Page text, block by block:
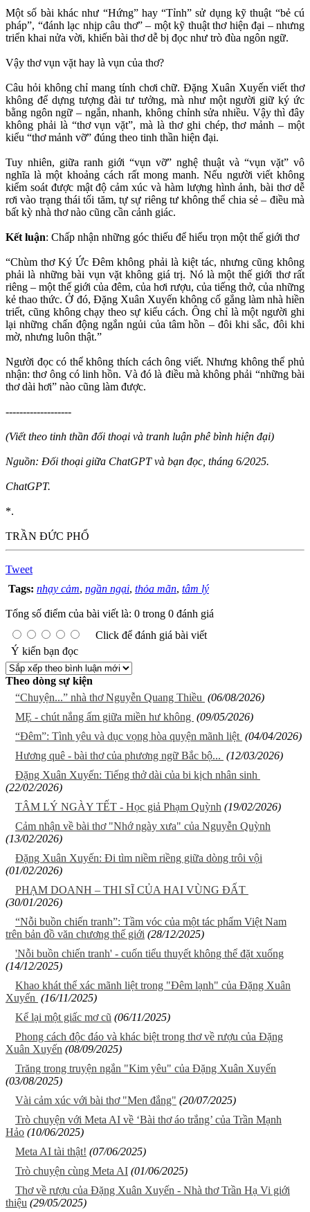
Một số bài khác như “Hứng” hay “Tỉnh” sử dụng kỹ thuật “bẻ cú
pháp”, “đánh lạc nhịp câu thơ” – một kỹ thuật thơ hiện đại – nhưng
triển khai nửa vời, khiến bài thơ dễ bị đọc như trò đùa ngôn ngữ.
Vậy thơ vụn vặt hay là vụn của thơ?
Câu hỏi không chỉ mang tính chơi chữ. Đặng Xuân Xuyến viết thơ
không để dựng tượng đài tư tưởng, mà như một người giữ ký ức
bằng ngôn ngữ – ngắn, nhanh, không chỉnh sửa nhiều. Vậy thì đây
không phải là “thơ vụn vặt”, mà là thơ ghi chép, thơ mảnh – một
kiểu “thơ mảnh vỡ” đúng theo tinh thần hiện đại.
Tuy nhiên, giữa ranh giới “vụn vỡ” nghệ thuật và “vụn vặt” vô
nghĩa là một khoảng cách rất mong manh. Nếu người viết không
kiểm soát được mật độ cảm xúc và hàm lượng hình ảnh, bài thơ dễ
rơi vào trạng thái tối tăm, tự sự riêng tư không thể chia sẻ – điều mà
bất kỳ nhà thơ nào cũng cần cảnh giác.
Kết luận: Chấp nhận những góc thiếu để hiểu trọn một thế giới thơ
“Chùm thơ Ký Ức Đêm không phải là kiệt tác, nhưng cũng không
phải là những bài vụn vặt không giá trị. Nó là một thế giới thơ rất
riêng – một thế giới của đêm, của hơi rượu, của tiếng thở, của những
kẻ thao thức. Ở đó, Đặng Xuân Xuyến không cố gắng làm nhà hiền
triết, cũng không chạy theo sự kiểu cách. Ông chỉ là một người ghi
lại những chấn động ngắn ngủi của tâm hồn – đôi khi sắc, đôi khi
mờ, nhưng luôn thật.”
Người đọc có thể không thích cách ông viết. Nhưng không thể phủ
nhận: thơ ông có linh hồn. Và đó là điều mà không phải “những bài
thơ dài hơi” nào cũng làm được.
-------------------
(Viết theo tinh thần đối thoại và tranh luận phê bình hiện đại)
Nguồn: Đối thoại giữa ChatGPT và bạn đọc, tháng 6/2025.
ChatGPT.
*.
TRẦN ĐỨC PHỔ
Tweet
Tags: nhạy cảm, ngần ngại, thỏa mãn, tâm lý
Tổng số điểm của bài viết là: 0 trong 0 đánh giá
Click để đánh giá bài viết
Ý kiến bạn đọc
Theo dòng sự kiện
“Chuyện...” nhà thơ Nguyễn Quang Thiều (06/08/2026)
MẸ - chút nắng ấm giữa miền hư không (09/05/2026)
“Đêm”: Tình yêu và dục vọng hòa quyện mãnh liệt (04/04/2026)
Hương quê - bài thơ của phương ngữ Bắc bộ... (12/03/2026)
Đặng Xuân Xuyến: Tiếng thở dài của bi kịch nhân sinh
(22/02/2026)
TÂM LÝ NGÀY TẾT - Học giả Phạm Quỳnh (19/02/2026)
Cảm nhận về bài thơ "Nhớ ngày xưa" của Nguyễn Quỳnh
(13/02/2026)
Đặng Xuân Xuyến: Đi tìm niềm riềng giữa dòng trôi vội
(01/02/2026)
PHẠM DOANH – THI SĨ CỦA HAI VÙNG ĐẤT
(30/01/2026)
“Nỗi buồn chiến tranh”: Tầm vóc của một tác phẩm Việt Nam
trên bản đồ văn chương thế giới (28/12/2025)
'Nỗi buồn chiến tranh' - cuốn tiểu thuyết không thể đặt xuống
(14/12/2025)
Khao khát thể xác mãnh liệt trong "Đêm lạnh" của Đặng Xuân
Xuyến (16/11/2025)
Kể lại một giấc mơ cũ (06/11/2025)
Phong cách độc đáo và khác biệt trong thơ về rượu của Đặng
Xuân Xuyến (08/09/2025)
Trăng trong truyện ngắn "Kim yêu" của Đặng Xuân Xuyến
(03/08/2025)
Vài cảm xúc với bài thơ "Men đắng" (20/07/2025)
Trò chuyện với Meta AI về ‘Bài thơ áo trắng’ của Trần Mạnh
Hảo (10/06/2025)
Meta AI tài thật! (07/06/2025)
Trò chuyện cùng Meta AI (01/06/2025)
Thơ về rượu của Đặng Xuân Xuyến - Nhà thơ Trần Hạ Vi giới
thiệu (29/05/2025)